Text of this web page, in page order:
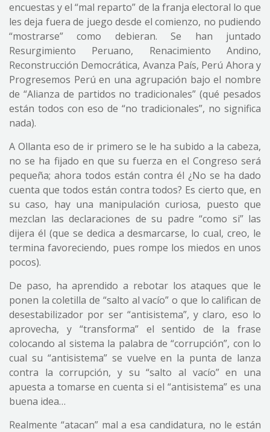
encuestas y el “mal reparto” de la franja electoral lo que
les deja fuera de juego desde el comienzo, no pudiendo
“mostrarse” como debieran. Se han juntado
Resurgimiento Peruano, Renacimiento Andino,
Reconstrucción Democrática, Avanza País, Perú Ahora y
Progresemos Perú en una agrupación bajo el nombre
de “Alianza de partidos no tradicionales” (qué pesados
están todos con eso de “no tradicionales”, no significa
nada).
A Ollanta eso de ir primero se le ha subido a la cabeza,
no se ha fijado en que su fuerza en el Congreso será
pequeña; ahora todos están contra él ¿No se ha dado
cuenta que todos están contra todos? Es cierto que, en
su caso, hay una manipulación curiosa, puesto que
mezclan las declaraciones de su padre “como si” las
dijera él (que se dedica a desmarcarse, lo cual, creo, le
termina favoreciendo, pues rompe los miedos en unos
pocos).
De paso, ha aprendido a rebotar los ataques que le
ponen la coletilla de “salto al vacío” o que lo califican de
desestabilizador por ser “antisistema”, y claro, eso lo
aprovecha, y “transforma” el sentido de la frase
colocando al sistema la palabra de “corrupción”, con lo
cual su “antisistema” se vuelve en la punta de lanza
contra la corrupción, y su “salto al vacío” en una
apuesta a tomarse en cuenta si el “antisistema” es una
buena idea…
Realmente “atacan” mal a esa candidatura, no le están